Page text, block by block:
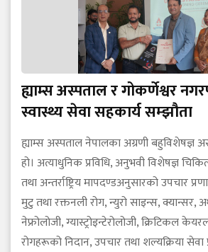
ह्याम्स अस्पताल र गोकर्णेश्वर
स्वास्थ्य सेवा सहकार्य सम्झौता
ह्याम्स अस्पताल नेपालका अग्रणी
हो। अत्याधुनिक प्रविधि, अनुभवी विशेषज्ञ
तथा अन्तर्राष्ट्रिय मापदण्डअनुसारको उपचार
मुटु तथा रक्तनली रोग, न्युरो साइन्स, क्यान्सर,
नेफ्रोलोजी, ग्यास्ट्रोइन्टेरोलोजी, क्रिटिकल
रोगहरूको निदान, उपचार तथा शल्यक्रिया